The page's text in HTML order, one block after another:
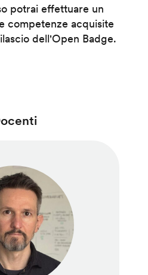
potrai effettuare un
competenze acquisite
dell'Open Badge.